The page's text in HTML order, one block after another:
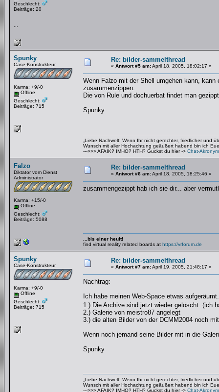
Geschlecht:
Beiträge: 20
Spunky
Case-Konstrukteur
Karma: +9/-0
Offline
Geschlecht:
Beiträge: 715
Re: bilder-sammelthread
« Antwort #5 am:April 18, 2005, 18:02:17 »
Wenn Falzo mit der Shell umgehen kann,
zusammenzippen.
Die von Rule und dochuerbat findet man
Spunky
„Liebe Nachwelt! Wenn Ihr nicht gerechter, friedlicher und
Wunsch mit aller Hochachtung geäußert habend bin ich
--->>> AFAIK? IMHO? HTH? Guckst du hier -> Chat-
Falzo
Diktator vom Dienst
Administrator
Karma: +15/-0
Offline
Geschlecht:
Beiträge: 5088
Re: bilder-sammelthread
« Antwort #6 am:April 18, 2005, 18:25:46 »
zusammengezippt hab ich sie dir... aber
...bis einer heult!
find virtual reality related boards at https://vrforum.de
Spunky
Case-Konstrukteur
Karma: +9/-0
Offline
Geschlecht:
Beiträge: 715
Re: bilder-sammelthread
« Antwort #7 am:April 19, 2005, 21:48:17 »
Nachtrag:
Ich habe meinen Web-Space etwas aufgeräumt.
1.) Die Archive sind jetzt wieder gelöscht. (ich
2.) Galerie von meistro87 angelegt
3.) die alten Bilder von der DCMM2004 noch
Wenn noch jemand seine Bilder mit in die
Spunky
„Liebe Nachwelt! Wenn Ihr nicht gerechter, friedlicher und
Wunsch mit aller Hochachtung geäußert habend bin ich
--->>> AFAIK? IMHO? HTH? Guckst du hier -> Chat-